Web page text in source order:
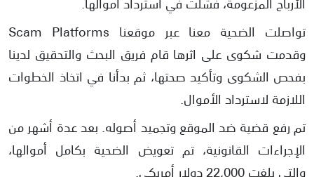
تواصلت الضحية معنا عبر موقعنا Scam Platforms
وقدمت شكوى على اثرها قام فريق البحث والتحقيق لدينا
بفحص الشكوى وتأكيد صحتها، ثم بدأنا في اتخاذ الخطوات
اللازمة لاسترداد الأموال.
تم رفع قضية ضد الموقع وتجميد أصوله. بعد عدة أشهر من
الإجراءات القانونية، تم تعويض الضحية بكامل أموالها،
والتي بلغت 22,000 دولار أمريكي.